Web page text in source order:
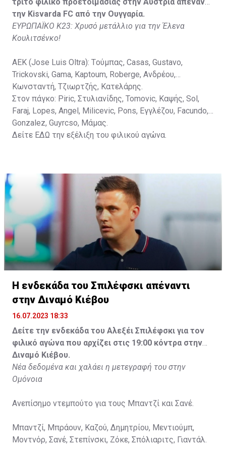
την Kisvarda FC από την Ουγγαρία.
ΕΥΡΩΠΑΪΚΟ Κ23: Χρυσό μετάλλιο για την Έλενα
Κουλιτσένκο!
ΑΕΚ (Jose Luis Oltra): Tούμπας, Casas, Gustavo,
Trickovski, Gama, Κaptoum, Roberge, Aνδρέου,
Κωνσταντή, Τζιωρτζής, Κατελάρης.
Στον πάγκο: Piric, Στυλιανίδης, Tomovic, Καψής, Sol,
Faraj, Lopes, Angel, Milicevic, Pons, Εγγλέζου, Facundo,
Gonzalez, Guyrcso, Μάμας.
Δείτε ΕΔΩ την εξέλιξη του φιλικού αγώνα.
Η ενδεκάδα του Σπιλέφσκι απέναντι
στην Διναμό Κιέβου
16.07.2023 18:33
Δείτε την ενδεκάδα του Αλεξέι Σπιλέφσκι για τον
φιλικό αγώνα που αρχίζει στις 19:00 κόντρα στην
Διναμό Κιέβου.
Νέα δεδομένα και χαλάει η μετεγραφή του στην
Ομόνοια
Ανεπίσημο ντεμπούτο για τους Μπαντζί και Σανέ.
Μπαντζί, Μπράουν, Καζού, Δημητρίου, Μεντιούμπ,
Μοντνόρ, Σανέ, Στεπίνσκι, Ζόκε, Σπόλιαριτς, Γιαντάλ.